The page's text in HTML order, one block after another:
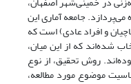
جامعه آماری این
و افراد عادی) است که
شده‌اند که از این میان،
مؤنث بوده‌اند. روش تحقیق، از نوع
موضوع مورد مطالعه،